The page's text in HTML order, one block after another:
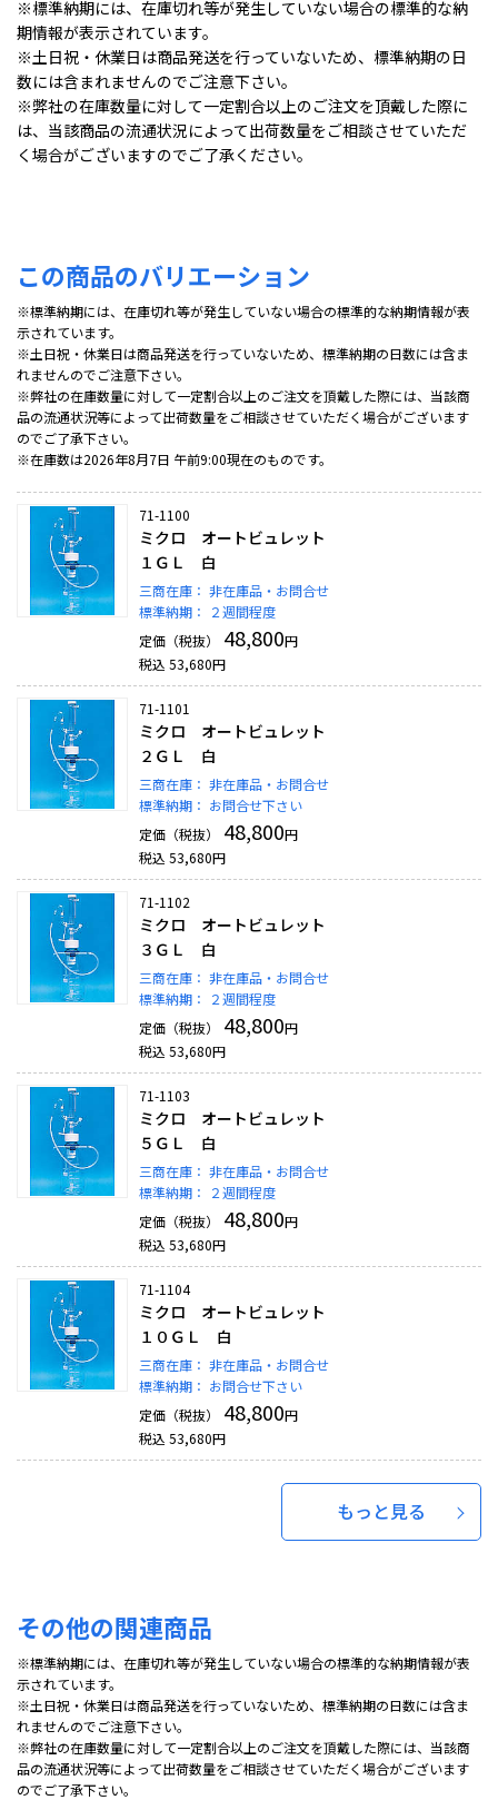
※標準納期には、在庫切れ等が発生していない場合の標準的な納
期情報が表示されています。
※土日祝・休業日は商品発送を行っていないため、標準納期の日
数には含まれませんのでご注意下さい。
※弊社の在庫数量に対して一定割合以上のご注文を頂戴した際に
は、当該商品の流通状況によって出荷数量をご相談させていただ
く場合がございますのでご了承ください。
この商品のバリエーション
※標準納期には、在庫切れ等が発生していない場合の標準的な納期情報が表
示されています。
※土日祝・休業日は商品発送を行っていないため、標準納期の日数には含ま
れませんのでご注意下さい。
※弊社の在庫数量に対して一定割合以上のご注文を頂戴した際には、当該商
品の流通状況等によって出荷数量をご相談させていただく場合がございます
のでご了承下さい。
※在庫数は2026年8月7日 午前9:00現在のものです。
71-1100
ミクロ オートビュレット
１ＧＬ 白
三商在庫： 非在庫品・お問合せ
標準納期：
２週間程度
定価（税抜）
48,800円
税込 53,680円
71-1101
ミクロ オートビュレット
２ＧＬ 白
三商在庫： 非在庫品・お問合せ
標準納期： お問合せ下さい
定価（税抜）
48,800円
税込 53,680円
71-1102
ミクロ オートビュレット
３ＧＬ 白
三商在庫： 非在庫品・お問合せ
標準納期：
２週間程度
定価（税抜）
48,800円
税込 53,680円
71-1103
ミクロ オートビュレット
５ＧＬ 白
三商在庫： 非在庫品・お問合せ
標準納期：
２週間程度
定価（税抜）
48,800円
税込 53,680円
71-1104
ミクロ オートビュレット
１０ＧＬ 白
三商在庫： 非在庫品・お問合せ
標準納期： お問合せ下さい
定価（税抜）
48,800円
税込 53,680円
もっと見る
その他の関連商品
※標準納期には、在庫切れ等が発生していない場合の標準的な納期情報が表
示されています。
※土日祝・休業日は商品発送を行っていないため、標準納期の日数には含ま
れませんのでご注意下さい。
※弊社の在庫数量に対して一定割合以上のご注文を頂戴した際には、当該商
品の流通状況等によって出荷数量をご相談させていただく場合がございます
のでご了承下さい。